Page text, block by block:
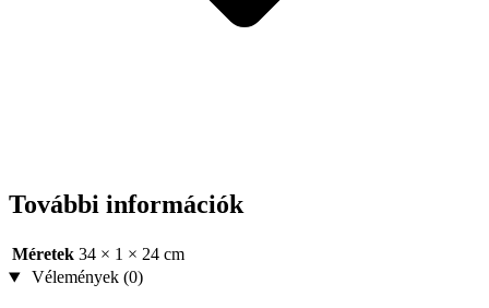
További információk
Méretek 34 × 1 × 24 cm
Vélemények (0)